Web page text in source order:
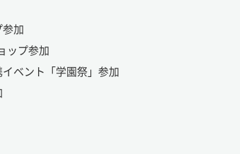
加
ップ参加
ベント「学園祭」参加